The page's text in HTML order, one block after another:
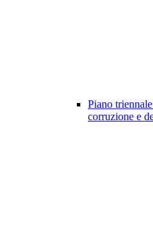
Piano
corruzione e